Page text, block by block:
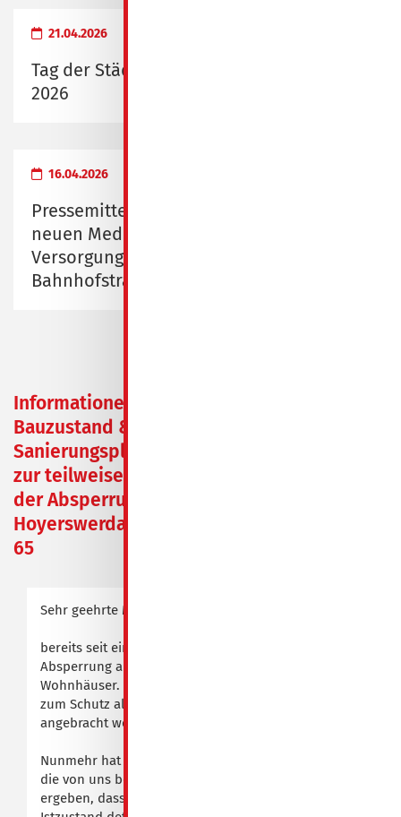
21.04.2026
Tag der Städtebauförderung am 9. Mai
2026
16.04.2026
Pressemitteilung zur Eröffnung des
neuen Medizinischen
Versorgungszentrums Spremberg,
Bahnhofstraße 1/2
Informationen zum
Bauzustand &
Sanierungsplan sowie
zur teilweisen Aufhebung
der Absperrung
Hoyerswerdaer Str. 56 -
65
Sehr geehrte Mieter*innen,
bereits seit einigen Monaten besteht die erweiterte
Absperrung an den nördlichen Fassadenseiten Ihrer
Wohnhäuser. Diese ist zwecks Unfallvermeidung
zum Schutz aller Bewohner und Passanten
angebracht worden.
Nunmehr hat eine erweiterte Untersuchung durch
die von uns beauftragte Materialprüfanstalt
ergeben, dass die Wetterschalen der Fassaden im